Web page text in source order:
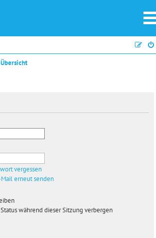
vergessen
erneut senden
während dieser Sitzung verbergen